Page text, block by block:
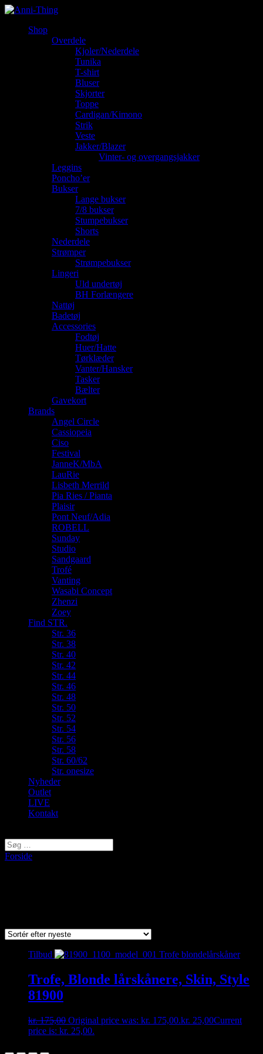
Shop
Overdele
Kjoler/Nederdele
Tunika
T-shirt
Bluser
Skjorter
Toppe
Cardigan/Kimono
Strik
Veste
Jakker/Blazer
Vinter- og overgangsjakker
Leggins
Poncho’er
Bukser
Lange bukser
7/8 bukser
Stumpebukser
Shorts
Nederdele
Strømper
Strømpebukser
Lingeri
Uld undertøj
BH Forlængere
Nattøj
Badetøj
Accessories
Fodtøj
Huer/Hatte
Tørklæder
Vanter/Hansker
Tasker
Bælter
Gavekort
Brands
Angel Circle
Cassiopeia
Ciso
Festival
JanneK/MbA
LauRie
Lisbeth Merrild
Pia Ries / Pianta
Plaisir
Pont Neuf/Adia
ROBELL
Sunday
Studio
Sandgaard
Trofé
Vanting
Wasabi Concept
Zhenzi
Zoey
Find STR.
Str. 36
Str. 38
Str. 40
Str. 42
Str. 44
Str. 46
Str. 48
Str. 50
Str. 52
Str. 54
Str. 56
Str. 58
Str. 60/62
Str. onesize
Nyheder
Outlet
LIVE
Kontakt
Forside
Tilbud
Trofe, Blonde lårskånere, Skin, Style
81900
kr.175,00 Original price was: kr. 175,00.kr. 25,00Current
price is: kr. 25,00.